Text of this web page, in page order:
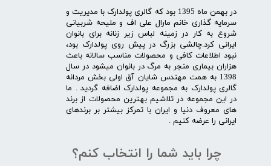
در بهمن ماه 1395 بود که گالری پولدارک با مدیریت و
سرمایه گذاری خانم مارال علی اف و ملیحه شربیانی
شروع به کار در زمینه لباس زیر زنانه برای بانوان
ایرانی کرد.چالشی بزرگ در پیش روی پولدارک بود،
نبود اطلاعات کافی و محصولات مناسب سالانه باعث
هزاران بیماری منجر به مرگ در بانوان میشود در سال
1398 به همت مهندس شایان آق اولی بخش مردانه
گالری پولدارک به مجموعه پولدارک اضافه گردید . ما
در این مجموعه در تلاشیم بهترین محصولات از برند
های معروف دنیا و ایران با تمرکز بیشتر بر برندهای
ایرانی را عرضه کنیم .​​​​​​​
چرا باید شما را انتخاب کنم؟